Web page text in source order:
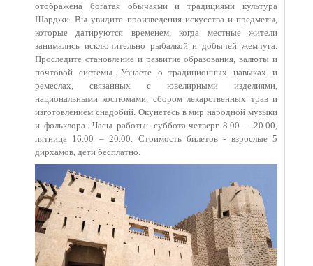
отображена богатая обычаями и традициями культура
Шарджи. Вы увидите произведения искусства и предметы,
которые датируются временем, когда местные жители
занимались исключительно рыбалкой и добычей жемчуга.
Проследите становление и развитие образования, валюты и
почтовой системы. Узнаете о традиционных навыках и
ремеслах, связанных с ювелирными изделиями,
национальными костюмами, сбором лекарственных трав и
изготовлением снадобий. Окунетесь в мир народной музыки
и фольклора. Часы работы: суббота-четверг 8.00 – 20.00,
пятница 16.00 – 20.00. Стоимость билетов - взрослые 5
дирхамов, дети бесплатно.